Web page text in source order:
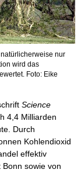
nur
wird das
Foto: Eike
Science
4,4 Milliarden
Durch
Kohlendioxid
effektiv
sowie von